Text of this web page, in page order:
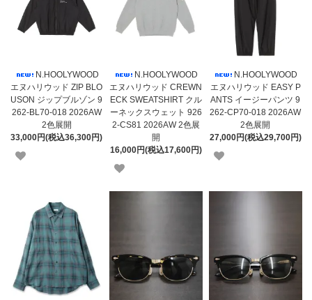
N.HOOLYWOOD
エヌハリウッド ZIP BLO
USON ジップブルゾン 9
262-BL70-018 2026AW
2色展開
33,000円(税込36,300円)
N.HOOLYWOOD
エヌハリウッド CREWN
ECK SWEATSHIRT クル
ーネックスウェット 926
2-CS81 2026AW 2色展
開
16,000円(税込17,600円)
N.HOOLYWOOD
エヌハリウッド EASY P
ANTS イージーパンツ 9
262-CP70-018 2026AW
2色展開
27,000円(税込29,700円)